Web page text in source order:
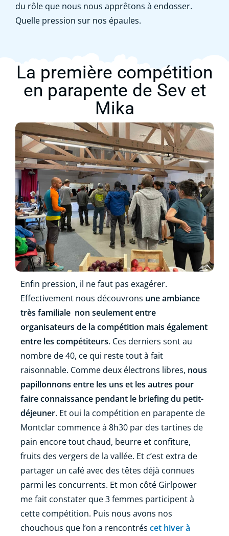
du rôle que nous nous apprêtons à endosser.
Quelle pression sur nos épaules.
La première compétition
en parapente de Sev et
Mika
Enfin pression, il ne faut pas exagérer.
Effectivement nous découvrons une ambiance
très familiale non seulement entre
organisateurs de la compétition mais également
entre les compétiteurs. Ces derniers sont au
nombre de 40, ce qui reste tout à fait
raisonnable. Comme deux électrons libres, nous
papillonnons entre les uns et les autres pour
faire connaissance pendant le briefing du petit-
déjeuner. Et oui la compétition en parapente de
Montclar commence à 8h30 par des tartines de
pain encore tout chaud, beurre et confiture,
fruits des vergers de la vallée. Et c’est extra de
partager un café avec des têtes déjà connues
parmi les concurrents. Et mon côté Girlpower
me fait constater que 3 femmes participent à
cette compétition. Puis nous avons nos
chouchous que l’on a rencontrés cet hiver à